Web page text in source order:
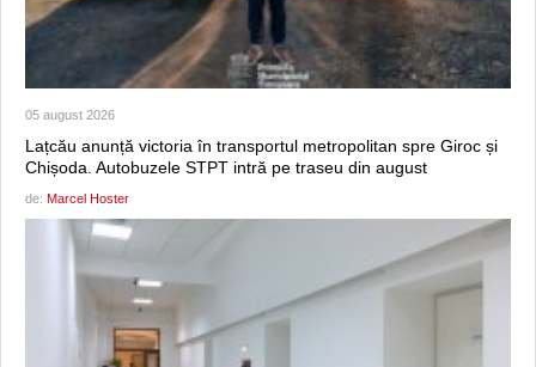
05 august 2026
Lațcău anunță victoria în transportul metropolitan spre Giroc și
Chișoda. Autobuzele STPT intră pe traseu din august
de: Marcel Hoster